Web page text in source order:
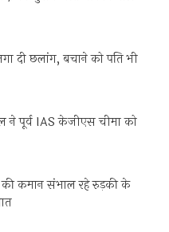
दी छलांग, बचाने को पति भी
ने पूर्व IAS केजीएस चीमा को
की कमान संभाल रहे रुड़की के